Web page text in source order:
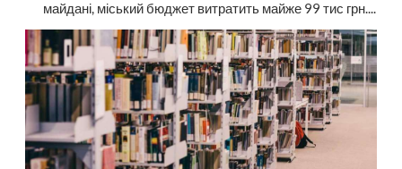
майдані, міський бюджет витратить майже 99 тис грн....